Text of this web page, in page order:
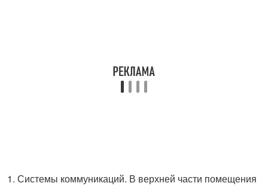
Системы коммуникаций. В верхней части помещения